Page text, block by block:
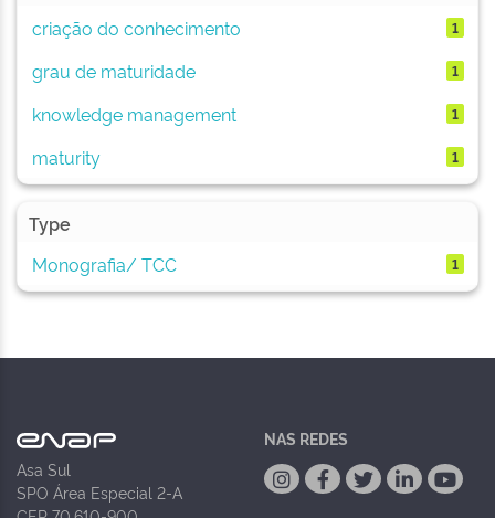
criação do conhecimento
1
grau de maturidade 1
knowledge management 1
maturity 1
Type
Monografia/ TCC
1
Asa Sul
SPO Área Especial 2-A
NAS REDES